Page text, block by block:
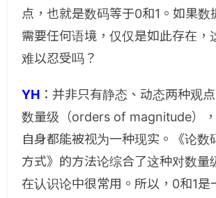
点，也就是数码等于0和1。如果数
需要任何语境，仅仅是如此存在，
难以忍受吗？
YH ：并非只有静态、动态两种观
数量级（orders of magnitude）
自身都能被视为一种现实。《论数
方式》的方法论综合了这种对数量
在认识论中很常用。所以，0和1是